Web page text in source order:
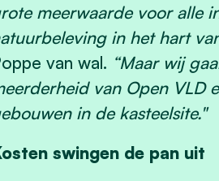
meerwaarde voor alle
in het hart
van wal. “Maar wij
van Open VLD
in de kasteelsite."
swingen de pan uit